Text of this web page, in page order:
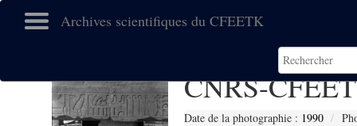
Archives scientifiques du CFEETK
CNRS-
Date de la photographie : 1990